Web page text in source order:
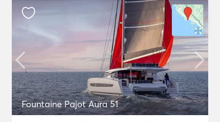
Fountaine Pajot Aura 51